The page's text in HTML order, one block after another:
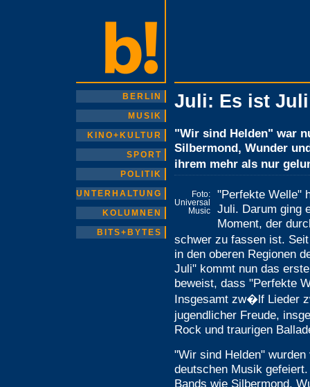
BERLIN
MUSIK
KINO+KULTUR
SPORT
POLITIK
UNTERHALTUNG
KOLUMNEN
BITS+BYTES
Juli: Es ist Juli
"Wir sind Helden" war
Silbermond, Wunder
ihrem mehr als nur
Foto:
Universal
Music
"Perfekte Welle"
Juli. Darum ging
Moment, der
schwer zu fassen ist.
in den oberen Regionen
Juli" kommt nun das
beweist, dass "Perfekte
Insgesamt zw�lf Lieder
jugendlicher Freude,
Rock und traurigen
"Wir sind Helden"
deutschen Musik
Bands wie Silbermond,